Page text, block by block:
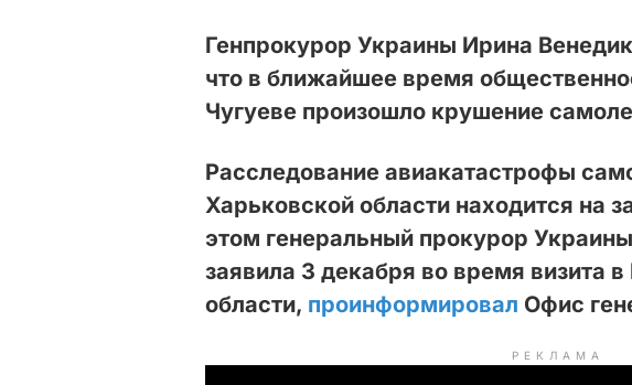
Генпрокурор Украины Ирина
что в ближайшее время
Чугуеве произошло крушение
Расследование авиакатастрофы
Харьковской области находится на
этом генеральный прокурор
заявила 3 декабря во время визита
области, проинформировал Офис
РЕКЛАМА